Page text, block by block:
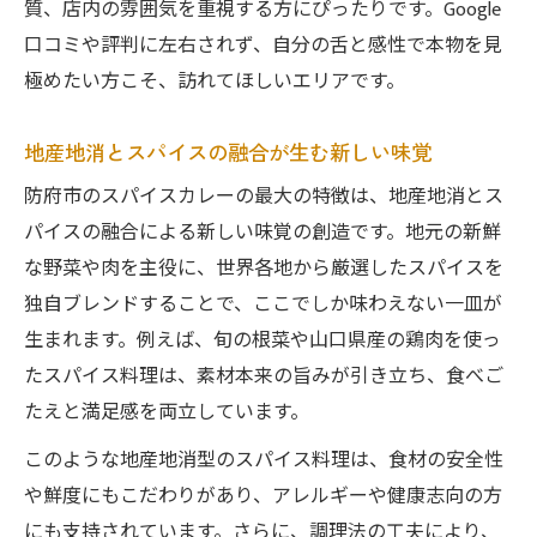
防府市で体験する本格アーユルヴェーダス
パイス料理
グルテンフリーとアーユルヴェーダの融合
に注目
静かな雰囲気で味わう身体に優しいカレー
ベジタリアンも満足できる防府市の食文化
ビーガン・ベジタリアン向けスパイスカレ
ーの工夫
地元食材を活かしたベジスパイス料理が人
気
健康志向の方に選ばれる防府市の新定番
アレルギー対応食品とスパイスカレーの魅
質、店内の雰囲気を重視する方にぴったりです。Google
口コミや評判に左右されず、自分の舌と感性で本物を見
極めたい方こそ、訪れてほしいエリアです。
地産地消とスパイスの融合が生む新しい味覚
防府市のスパイスカレーの最大の特徴は、地産地消とス
パイスの融合による新しい味覚の創造です。地元の新鮮
な野菜や肉を主役に、世界各地から厳選したスパイスを
独自ブレンドすることで、ここでしか味わえない一皿が
生まれます。例えば、旬の根菜や山口県産の鶏肉を使っ
たスパイス料理は、素材本来の旨みが引き立ち、食べご
たえと満足感を両立しています。
このような地産地消型のスパイス料理は、食材の安全性
や鮮度にもこだわりがあり、アレルギーや健康志向の方